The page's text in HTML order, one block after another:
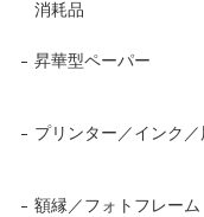
消耗品
昇華型ペーパー
プリンター／インク／
額縁／フォトフレーム